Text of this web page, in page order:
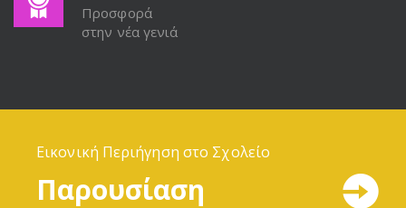
Προσφορά
στην νέα γενιά
Εικονική Περιήγηση στο Σχολείο
Παρουσίαση